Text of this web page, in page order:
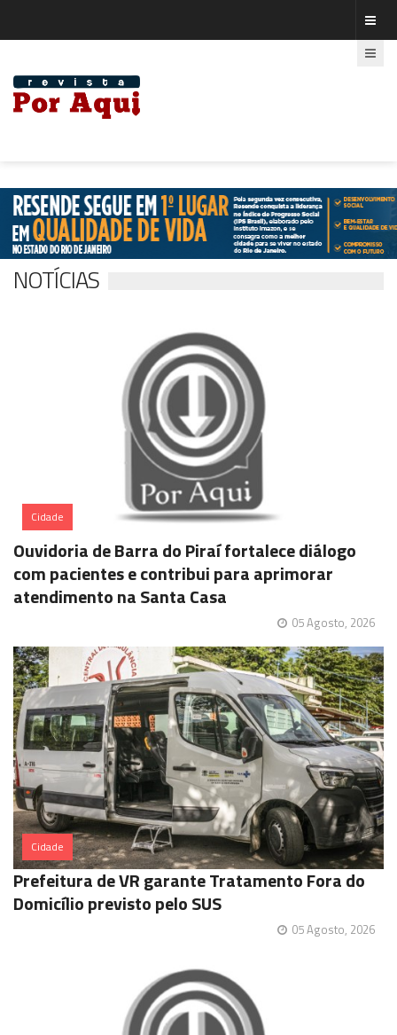
NOTÍCIAS
Cidade
Ouvidoria de Barra do Piraí fortalece diálogo
com pacientes e contribui para aprimorar
atendimento na Santa Casa
05 Agosto, 2026
Cidade
Prefeitura de VR garante Tratamento Fora do
Domicílio previsto pelo SUS
05 Agosto, 2026